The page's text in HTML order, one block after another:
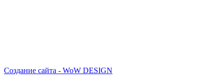
Создание сайта - WoW DESIGN